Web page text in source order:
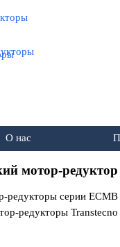
О нас
мотор-
серии